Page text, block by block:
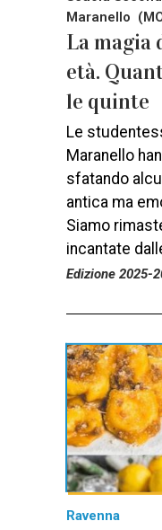
Maranello
La magia
età.
le quinte
Le
Maranello
sfatando
antica ma
Siamo
incantate
Edizione 2025-
Ravenna